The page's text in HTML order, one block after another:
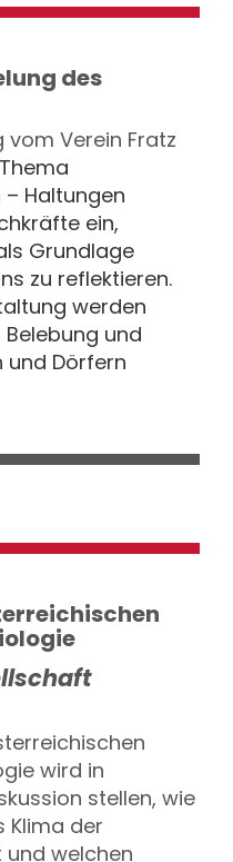
des
vom Verein Fratz
Haltungen
ein,
Grundlage
zu reflektieren.
werden
und
und Dörfern
wird in
stellen, wie
Klima der
welchen